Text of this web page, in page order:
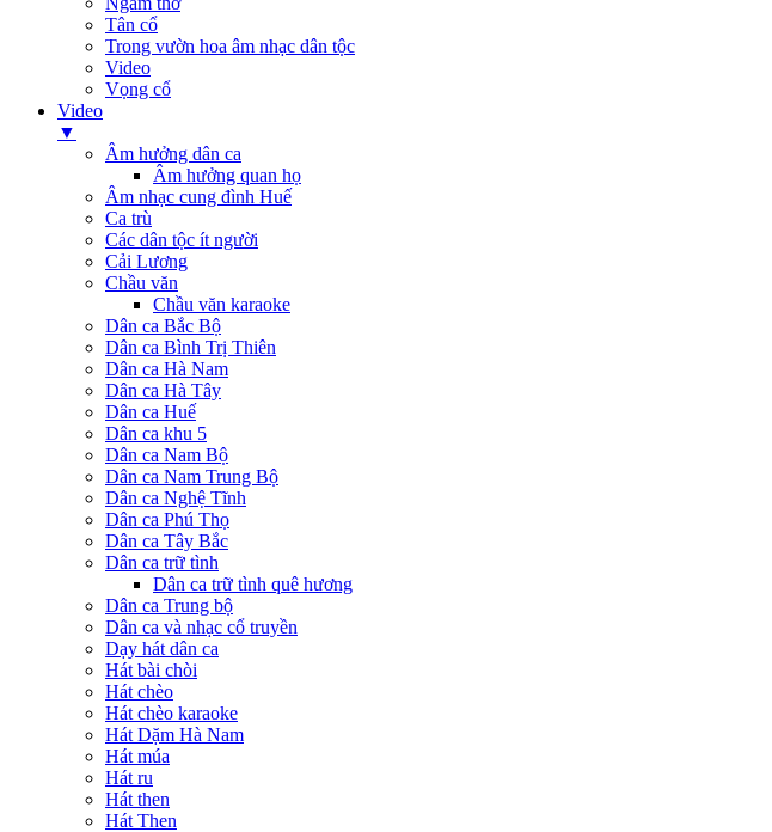
Tân cổ
Trong vườn hoa âm nhạc dân tộc
Video
Vọng cổ
Video
▼
Âm hưởng dân ca
Âm hưởng quan họ
Âm nhạc cung đình Huế
Ca trù
Các dân tộc ít người
Cải Lương
Chầu văn
Chầu văn karaoke
Dân ca Bắc Bộ
Dân ca Bình Trị Thiên
Dân ca Hà Nam
Dân ca Hà Tây
Dân ca Huế
Dân ca khu 5
Dân ca Nam Bộ
Dân ca Nam Trung Bộ
Dân ca Nghệ Tĩnh
Dân ca Phú Thọ
Dân ca Tây Bắc
Dân ca trữ tình
Dân ca trữ tình quê hương
Dân ca Trung bộ
Dân ca và nhạc cổ truyền
Dạy hát dân ca
Hát bài chòi
Hát chèo
Hát chèo karaoke
Hát Dặm Hà Nam
Hát múa
Hát ru
Hát then
Hát Then